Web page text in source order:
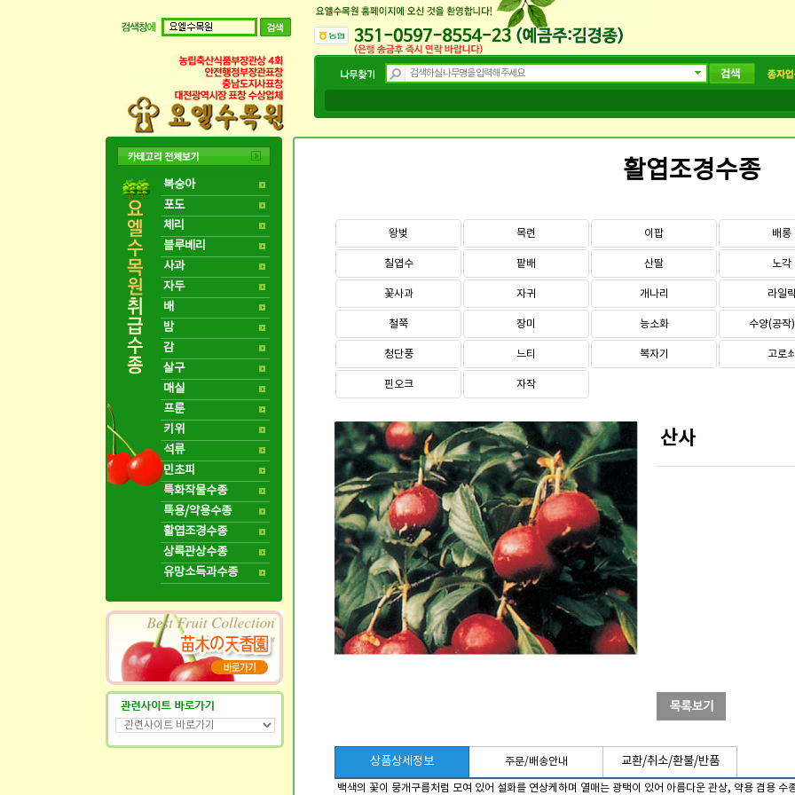
복숭아
포도
체리
블루베리
사과
자두
배
밤
감
살구
매실
프룬
키위
석류
민초피
특화작물수종
특용/약용수종
활엽조경수종
상록관상수종
유망소득과수종
활엽조경수종
왕벚 목련 이팝 배롱
칠엽수 팥배 산딸 노각
꽃사과 자귀 개나리 라일
철쭉 장미 능소화 수양(공작
청단풍 느티 복자기 고로
핀오크 자작
산사
상품상세정보 주문/배송안내 교환/취소/환불/반품
백색의 꽃이 뭉개구름처럼 모여 있어 설화를 연상케하며 열매는 광택이 있어 아름다운 관상, 약용 겸용 수